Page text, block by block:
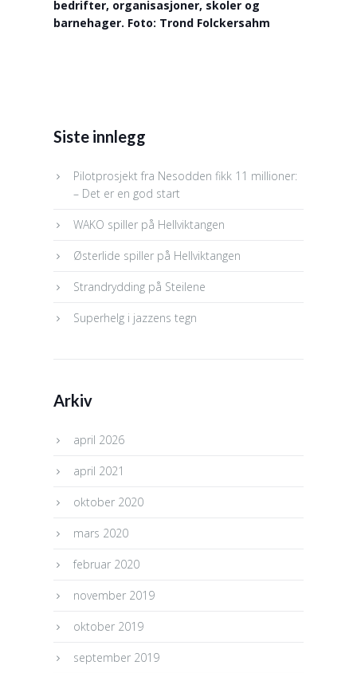
bedrifter, organisasjoner, skoler og
barnehager. Foto: Trond Folckersahm
Siste innlegg
Pilotprosjekt fra Nesodden fikk 11 millioner:
– Det er en god start
WAKO spiller på Hellviktangen
Østerlide spiller på Hellviktangen
Strandrydding på Steilene
Superhelg i jazzens tegn
Arkiv
april 2026
april 2021
oktober 2020
mars 2020
februar 2020
november 2019
oktober 2019
september 2019